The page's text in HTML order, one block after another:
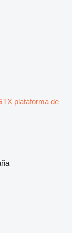
plataforma de